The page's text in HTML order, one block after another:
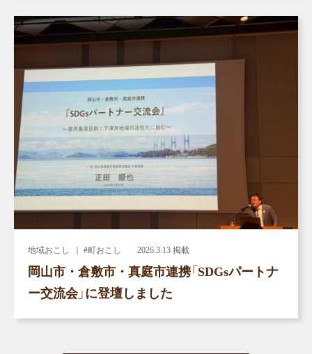
地域おこし ｜ #町おこし 2026.3.13 掲載
岡山市・倉敷市・真庭市連携「SDGsパートナ
ー交流会」に登壇しました